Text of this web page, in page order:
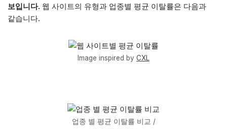
보입니다. 웹 사이트의 유형과 업종별 평균 이탈률은 다음과
같습니다.
Image inspired by CXL
업종 별 평균 이탈률 비교 /